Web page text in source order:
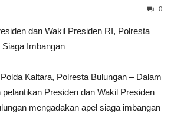
0
dan Wakil Presiden RI, Polresta
Imbangan
Kaltara, Polresta Bulungan – Dalam
Presiden dan Wakil Presiden
mengadakan apel siaga imbangan